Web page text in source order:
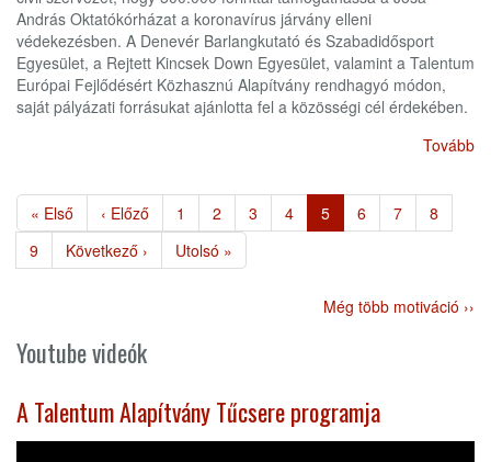
András Oktatókórházat a koronavírus járvány elleni
védekezésben. A Denevér Barlangkutató és Szabadidősport
Egyesület, a Rejtett Kincsek Down Egyesület, valamint a Talentum
Európai Fejlődésért Közhasznú Alapítvány rendhagyó módon,
saját pályázati forrásukat ajánlotta fel a közösségi cél érdekében.
Tovább
Oldalszámozás
Első
oldal
« Első
Előző
oldal
‹ Előző Page
1 Page
2 Page
3 Page
4
Jelenlegi
oldal
5 Page
6 Page
7 Page
8
Page
9
Következő
oldal
Következő ›
Utolsó
oldal
Utolsó »
Még több motiváció ››
Youtube videók
A Talentum Alapítvány Tűcsere programja